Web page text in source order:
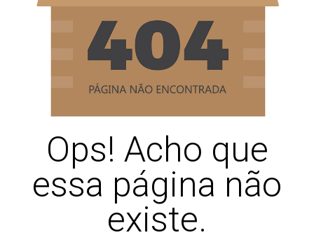
Ops! Acho que
essa página não
existe.